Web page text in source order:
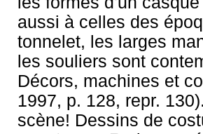
aussi à celles des
tonnelet, les larges
les souliers sont
Décors, machines et
1997, p. 128, repr.
scène! Dessins de